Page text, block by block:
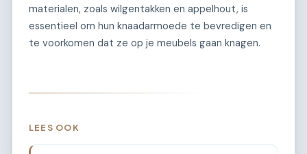
materialen, zoals wilgentakken en appelhout, is
essentieel om hun knaadarmoede te bevredigen en
te voorkomen dat ze op je meubels gaan knagen.
LEES OOK